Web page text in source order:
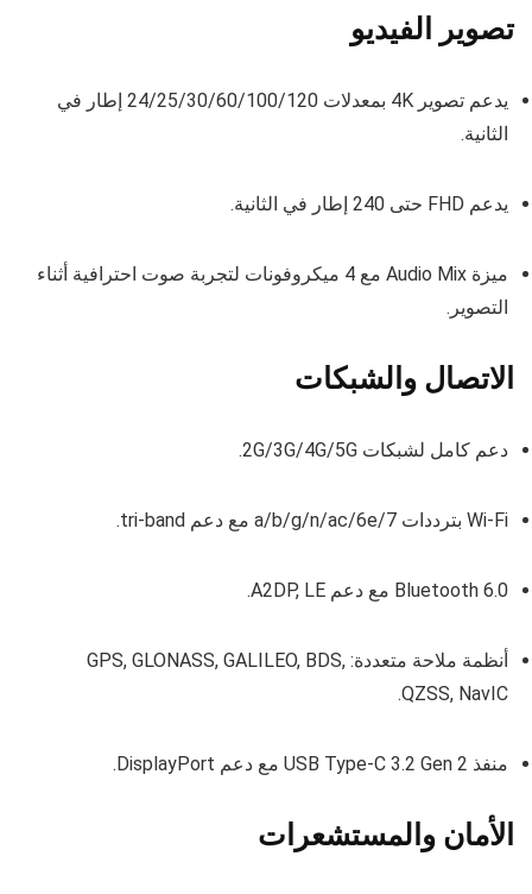
تصوير الفيديو
يدعم تصوير 4K بمعدلات 24/25/30/60/100/120 إطار في
الثانية.
يدعم FHD حتى 240 إطار في الثانية.
ميزة Audio Mix مع 4 ميكروفونات لتجربة صوت احترافية أثناء
التصوير.
الاتصال والشبكات
دعم كامل لشبكات 2G/3G/4G/5G.
Wi-Fi بترددات a/b/g/n/ac/6e/7 مع دعم tri-band.
Bluetooth 6.0 مع دعم A2DP, LE.
أنظمة ملاحة متعددة: GPS, GLONASS, GALILEO, BDS,
QZSS, NavIC.
منفذ USB Type-C 3.2 Gen 2 مع دعم DisplayPort.
الأمان والمستشعرات